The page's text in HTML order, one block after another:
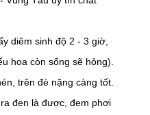
diêm sinh độ 2 - 3 giờ,
hoa còn sống sẽ hỏng).
trên đè nặng càng tốt.
đen là được, đem phơi